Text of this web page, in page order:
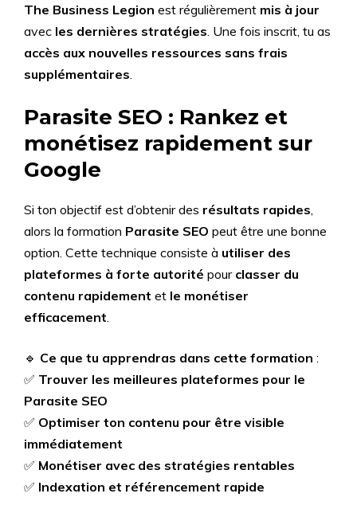
The Business Legion est régulièrement mis à jour
avec les dernières stratégies. Une fois inscrit, tu as
accès aux nouvelles ressources sans frais
supplémentaires.
Parasite SEO : Rankez et
monétisez rapidement sur
Google
Si ton objectif est d’obtenir des résultats rapides,
alors la formation Parasite SEO peut être une bonne
option. Cette technique consiste à utiliser des
plateformes à forte autorité pour classer du
contenu rapidement et le monétiser
efficacement.
🔹 Ce que tu apprendras dans cette formation :
✅ Trouver les meilleures plateformes pour le
Parasite SEO
✅ Optimiser ton contenu pour être visible
immédiatement
✅ Monétiser avec des stratégies rentables
✅ Indexation et référencement rapide